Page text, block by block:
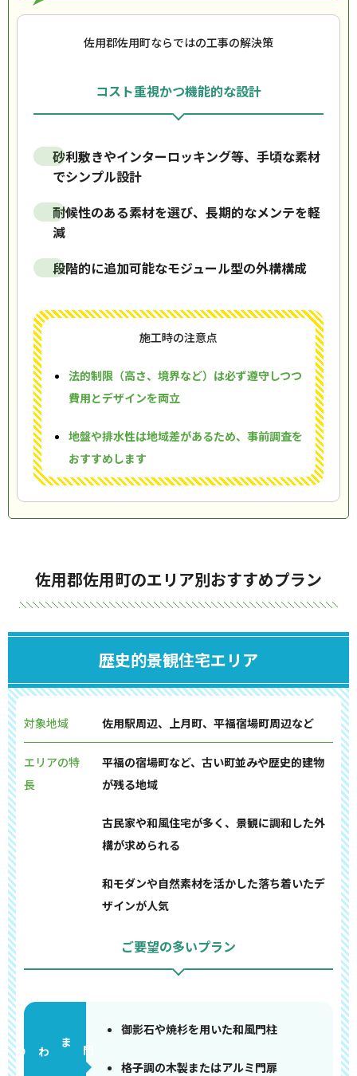
佐用郡佐用町ならではの工事の解決策
コスト重視かつ機能的な設計
砂利敷きやインターロッキング等、手頃な素材
でシンプル設計
耐候性のある素材を選び、長期的なメンテを軽
減
段階的に追加可能なモジュール型の外構構成
施工時の注意点
法的制限（高さ、境界など）は必ず遵守しつつ
費用とデザインを両立
地盤や排水性は地域差があるため、事前調査を
おすすめします
佐用郡佐用町のエリア別おすすめプラン
歴史的景観住宅エリア
対象地域 佐用駅周辺、上月町、平福宿場町周辺など
エリアの特
長
平福の宿場町など、古い町並みや歴史的建物
が残る地域
古民家や和風住宅が多く、景観に調和した外
構が求められる
和モダンや自然素材を活かした落ち着いたデ
ザインが人気
ご要望の多いプラン
門まわり
御影石や焼杉を用いた和風門柱
格子調の木製またはアルミ門扉